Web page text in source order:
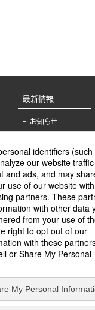
最新情報
お知らせ
報
書店様へ
海外ライセンシー
公式SNSアカウ
ント
作家一覧
Keyword list